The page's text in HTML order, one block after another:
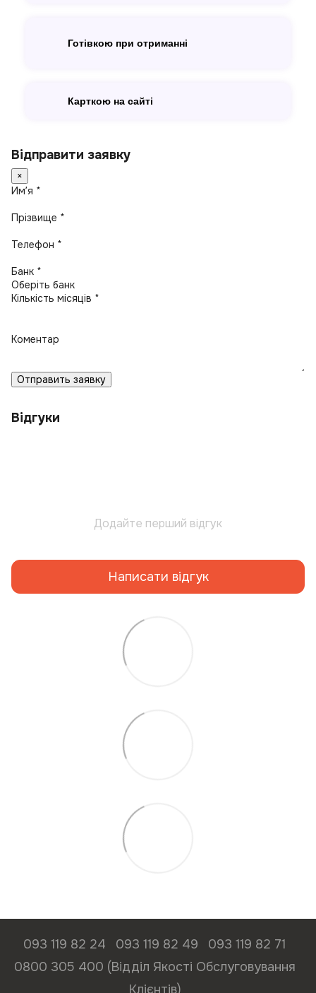
Готівкою при отриманні
Карткою на сайті
Відправити заявку
×
Имʼя *
Прізвище *
Телефон *
Банк *
Кількість місяців *
Коментар
Отправить заявку
Відгуки
Додайте перший відгук
Написати відгук
093 119 82 24 093 119 82 49
093 119 82 71
0800 305 400 (Відділ Якості Обслуговування
Клієнтів)